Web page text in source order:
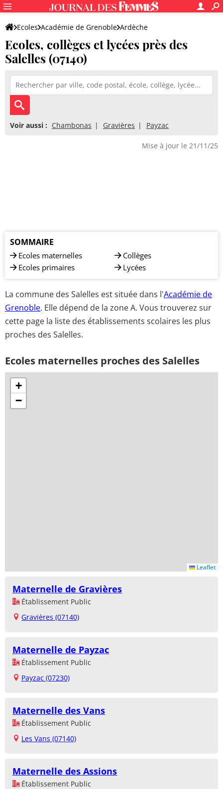
Ecoles Académie de Grenoble Ardèche
Ecoles, collèges et lycées près des
Salelles (07140)
Voir aussi : Chambonas Gravières Payzac
Mise à jour le 21/11/25
SOMMAIRE
Ecoles maternelles
Ecoles primaires
Collèges
Lycées
La commune des Salelles est située dans l'Académie de
Grenoble. Elle dépend de la zone A. Vous trouverez sur
cette page la liste des établissements scolaires les plus
proches des Salelles.
Ecoles maternelles proches des Salelles
+
−
Leaflet
Maternelle de Gravières
Établissement Public
Gravières (07140)
Maternelle de Payzac
Établissement Public
Payzac (07230)
Maternelle des Vans
Établissement Public
Les Vans (07140)
Maternelle des Assions
Établissement Public